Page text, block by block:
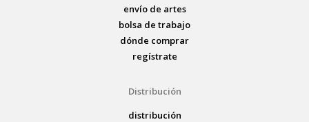
envío de artes
bolsa de trabajo
dónde comprar
regístrate
Distribución
distribución